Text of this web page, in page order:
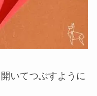
いてつぶすように